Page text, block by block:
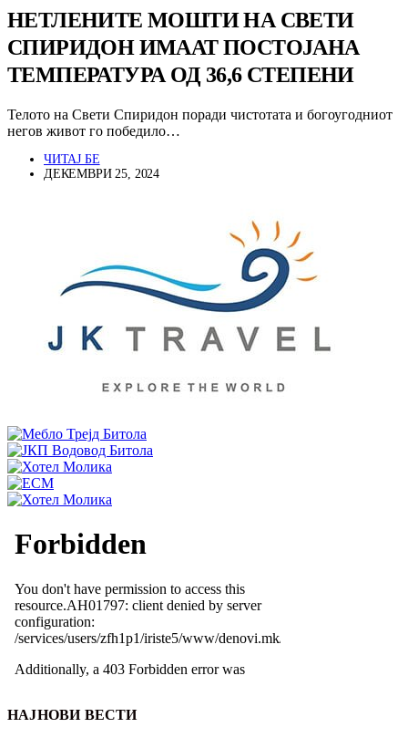
НЕТЛЕНИТЕ МОШТИ НА СВЕТИ
СПИРИДОН ИМААТ ПОСТОЈАНА
ТЕМПЕРАТУРА ОД 36,6 СТЕПЕНИ
Телото на Свети Спиридон поради чистотата и богоугодниот
негов живот го победило…
ЧИТАЈ БЕ
ДЕКЕМВРИ 25, 2024
НАЈНОВИ ВЕСТИ